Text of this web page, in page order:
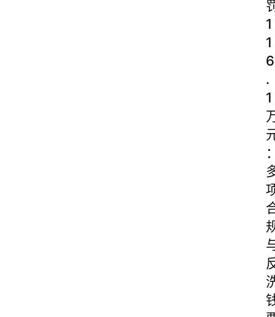
1
1
6
.
1